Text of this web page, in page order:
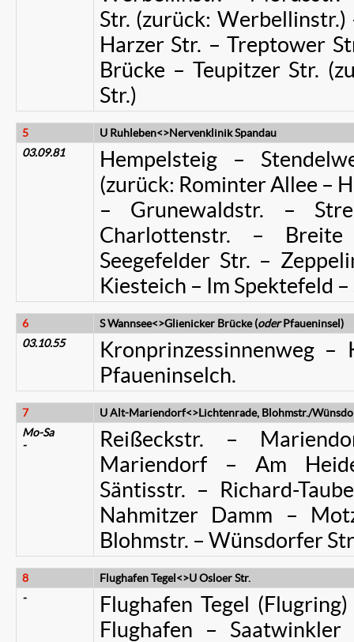
Str. (zurück:
Harzer Str. – Treptower
Brücke – Teupitzer Str.
Str.)
5
U Ruhleben<>Nervenklinik Spandau
03.09.81
Hempelsteig –
(zurück: Rominter Allee –
– Grunewaldstr. –
Charlottenstr. –
Seegefelder Str. –
Kiesteich – Im Spektefeld
6 S Wannsee<>Glienicker Brücke (oderPfaueninsel)
03.10.55
Kronprinzessinnenweg –
Pfaueninselch.
7
U Alt-Mariendorf<>Lichtenrade, Blohmstr./
Mo-Sa
-
Reißeckstr. –
Mariendorf – Am
Säntisstr. – Richard-
Nahmitzer Damm –
Blohmstr. – Wünsdorfer
8
Flughafen Tegel<>U Osloer Str.
-
Flughafen Tegel
Flughafen – Saatwinkler